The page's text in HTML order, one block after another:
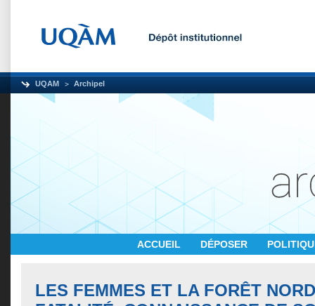
UQAM Archipel
ACCUEIL DÉPOSER
LES FEMMES ET LA FORÊT